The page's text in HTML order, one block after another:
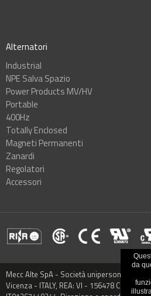
Alternatori
Industrial
NPE Salva Spazio
Power Products MV/HV
Portable
400Hz
Totally Enclosed
Magneti Permanenti
Zanardi
Regolatori
Accessori
Mecc Alte SpA - Società unipersonale - Via
Vicenza - ITALY, REA: VI - 156478 Capitale
da